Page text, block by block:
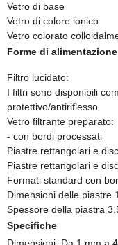
Vetro di base
Vetro di colore ionico
Vetro colorato
Forme di
Filtro lucidato:
I filtri sono disponibili
protettivo/antiriflesso
Vetro filtrante preparato:
- con bordi processati
Piastre rettangolari e
Piastre rettangolari e
Formati standard con
Dimensioni delle piastre
Spessore della piastra
Specifiche